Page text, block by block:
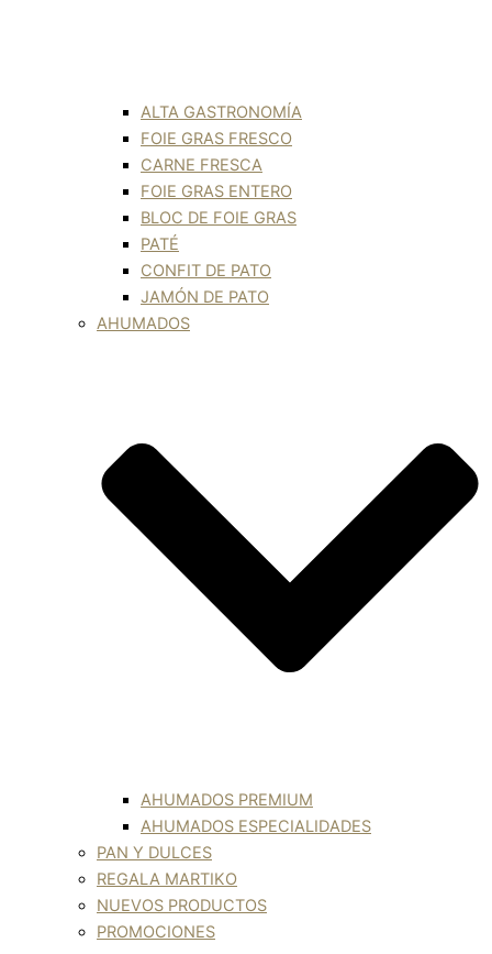
ALTA GASTRONOMÍA
FOIE GRAS FRESCO
CARNE FRESCA
FOIE GRAS ENTERO
BLOC DE FOIE GRAS
PATÉ
CONFIT DE PATO
JAMÓN DE PATO
AHUMADOS
AHUMADOS PREMIUM
AHUMADOS ESPECIALIDADES
PAN Y DULCES
REGALA MARTIKO
NUEVOS PRODUCTOS
PROMOCIONES